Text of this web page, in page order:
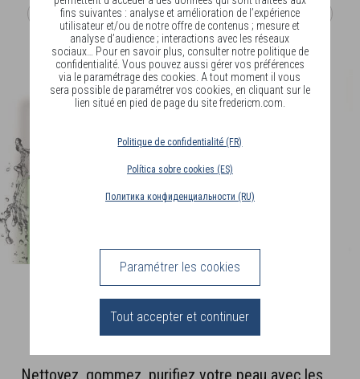
fins suivantes : analyse et amélioration de l’expérience
utilisateur et/ou de notre offre de contenus ; mesure et
analyse d’audience ; interactions avec les réseaux
sociaux… Pour en savoir plus, consulter notre politique de
confidentialité. Vous pouvez aussi gérer vos préférences
via le paramétrage des cookies. A tout moment il vous
sera possible de paramétrer vos cookies, en cliquant sur le
lien situé en pied de page du site fredericm.com.
Politique de confidentialité (FR)
Política sobre cookies (ES)
Политика конфиденциальности (RU)
Paramétrer les cookies
Tout accepter et continuer
DIAGNOSTIC
PEAU
DEVENIR
DISTRIBUTEUR
PAYS
LIVRAISON
(PT)
Beauté
Bioessentielle
Nettoyez, gommez, purifiez votre peau avec les